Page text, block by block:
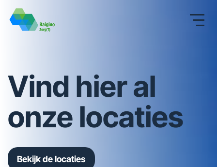
Vind hier al
onze locaties
Bekijk de locaties